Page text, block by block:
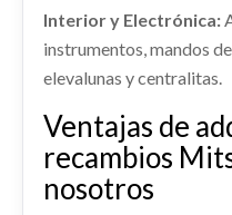
LUNA CUSTODIA
MITSUBISHI
MOTOR ARRANQUE
MOTOR ARRANQUE
MITSUBISHI
Ref: 2441563
MANETA INTERIOR
Ref: 2441514
Interior y Electrónica:
instrumentos, mandos
elevalunas y centralitas.
Ventajas de
recambios
nosotros